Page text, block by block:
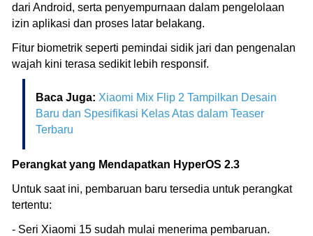
dari Android, serta penyempurnaan dalam pengelolaan
izin aplikasi dan proses latar belakang.
Fitur biometrik seperti pemindai sidik jari dan pengenalan
wajah kini terasa sedikit lebih responsif.
Baca Juga: Xiaomi Mix Flip 2 Tampilkan Desain
Baru dan Spesifikasi Kelas Atas dalam Teaser
Terbaru
Perangkat yang Mendapatkan HyperOS 2.3
Untuk saat ini, pembaruan baru tersedia untuk perangkat
tertentu:
- Seri Xiaomi 15 sudah mulai menerima pembaruan.